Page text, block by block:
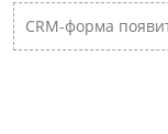
CRM-форма